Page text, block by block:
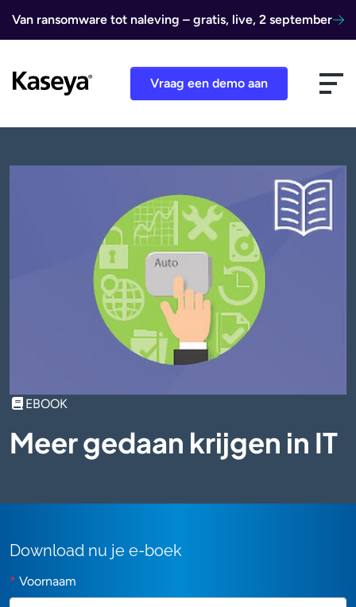
Van ransomware tot naleving – gratis, live, 2 september
Vraag een demo aan
EBOOK
Meer gedaan krijgen in IT
Download nu je e-boek
* Voornaam